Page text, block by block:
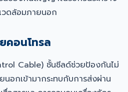
ดล้อมภายนอก
คอนโทรล
Cable) ชั้นชีลด์ช่วยป้องกันไม่
กเข้ามากระทบกับการส่งผ่าน